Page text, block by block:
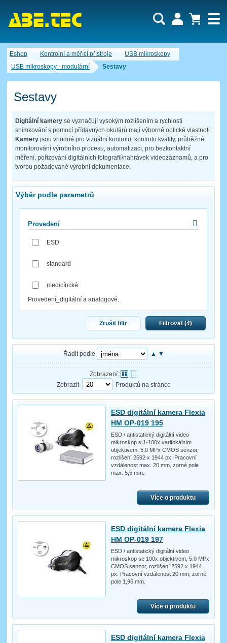
Eshop Kontrolní a měřící přístroje
USB mikroskopy
USB mikroskopy - modulární
Sestavy
Sestavy
Digitální kamery se vyznačují vysokým rozlišením a rychlostí
snímkování s pomocí přídavných okulárů mají výborné optické vlastnoti.
Kamery jsou vhodné pro vizuální kontrolu, kontrolu kvality, průběžné
monitorování výrobního procesu, automatizaci, pro bezkontaktní
měření, pořizování digitálních fotografií/nahrávek videozáznamů, a pro
tvorbu požadované výrobní dokumentace.
Výběr podle parametrů
Provedení
ESD
standard
medicíncké
Provedení_digitální a analogové.
Zrušit filtr Filtrovat (4)
Řadit podle ▲ ▼
Zobrazení:
Zobrazit
Produktů na stránce
ESD digitální kamera Flexia
HM OP-019 195
ESD / antistatický digitální video
mikroskop s 1-100x varifokálním
objektivem, 5.0 MPx CMOS senzor,
rozlišení 2592 x 1944 px. Pracovní
vzdálenost max. 20 mm, zorné pole
max. 5,5 mm.
Více o produktu
ESD digitální kamera Flexia
HM OP-019 197
ESD / antistatický digitální video
mikroskop se 100x objektivem, 5.0 MPx
CMOS senzor, rozlišení 2592 x 1944
px. Pracovní vzdálenost 20 mm, zorné
pole 1,96 mm.
Více o produktu
ESD digitální kamera Flexia
Nákupní košík je momentálně prázdný.
Počet produktů:0
Cena celkem:0,00 CZK
Uživatel:
Heslo:
Zapomenuté heslo Nová registrace